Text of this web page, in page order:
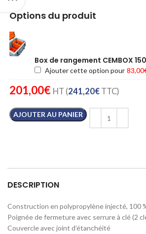
Options du produit
Box de rangement CEMBOX
Ajouter cette option pour 83,00
201,00€ HT (241,20€ TTC)
AJOUTER AU PANIER
DESCRIPTION
Construction en polypropylène injecté, 100
Poignée de fermeture avec serrure à clé (2
Couvercle avec joint d’étanchéité